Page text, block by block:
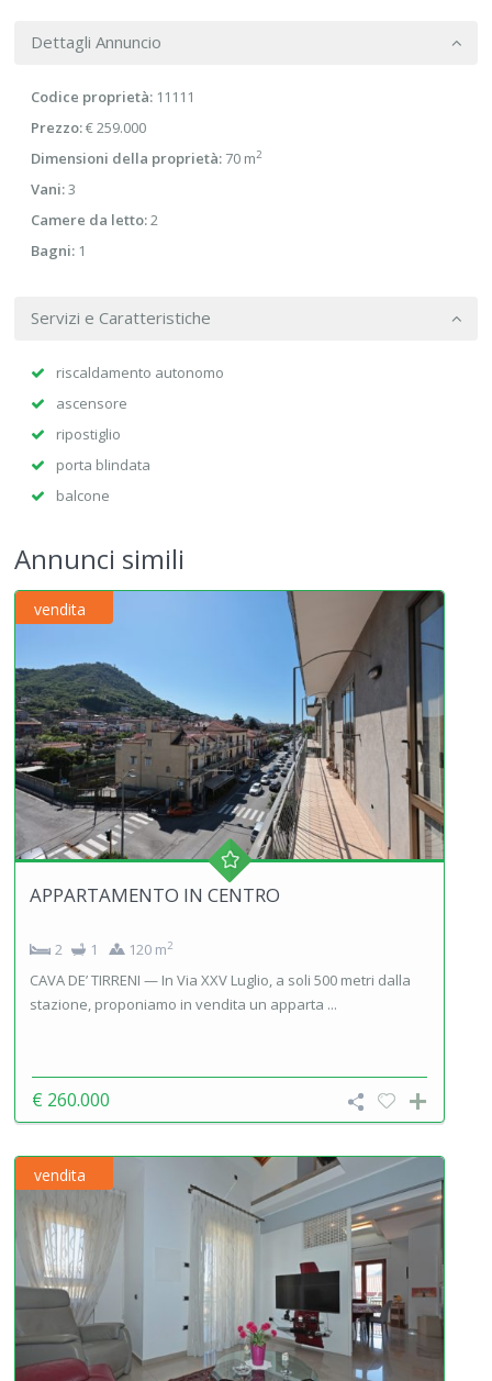
Dettagli Annuncio
Codice proprietà: 11111
Prezzo:€ 259.000
Dimensioni della proprietà: 70 m2
Vani:3
Camere da letto:2
Bagni: 1
Servizi e Caratteristiche
riscaldamento autonomo
ascensore
ripostiglio
porta blindata
balcone
Annunci simili
vendita
APPARTAMENTO IN CENTRO
2 1 120 m2
CAVA DE’ TIRRENI — In Via XXV Luglio, a soli 500 metri dalla
stazione, proponiamo in vendita un apparta ...
€ 260.000
vendita